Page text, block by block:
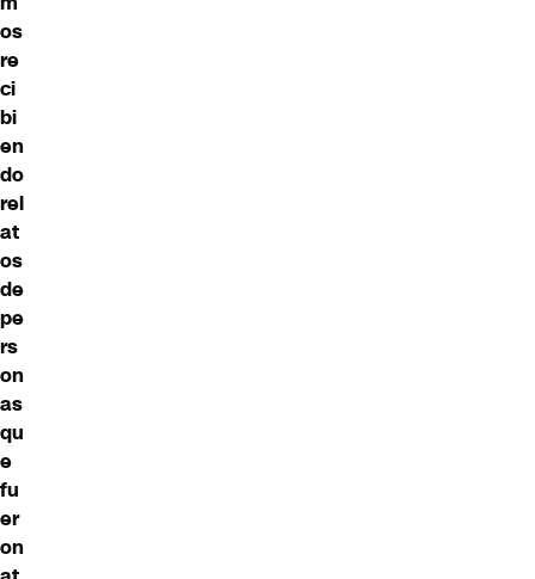
os
re
ci
bi
en
do
rel
at
os
de
pe
rs
on
as
qu
e
fu
er
on